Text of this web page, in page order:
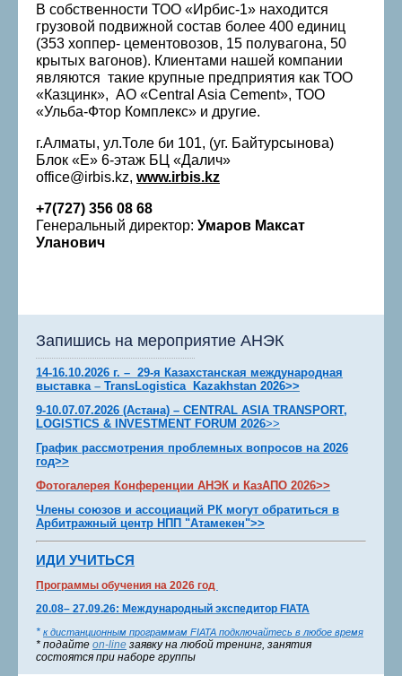
В собственности ТОО «Ирбис-1» находится
грузовой подвижной состав более 400 единиц
(353 хоппер- цементовозов, 15 полувагона, 50
крытых вагонов). Клиентами нашей компании
являются такие крупные предприятия как ТОО
«Казцинк», АО «Central Asia Cement», ТОО
«Ульба-Фтор Комплекс» и другие.
г.Алматы, ул.Толе би 101, (уг. Байтурсынова)
Блок «Е» 6-этаж БЦ «Далич»
office@irbis.kz, www.irbis.kz
+7(727) 356 08 68
Генеральный директор: Умаров Максат
Уланович
Запишись на мероприятие АНЭК
14-16.10.2026 г. – 29-я Казахстанская международная
выставка – TransLogistica Kazakhstan 2026>>
9-10.07.07.2026 (Астана) – CENTRAL ASIA TRANSPORT,
LOGISTICS & INVESTMENT FORUM 2026>>
График рассмотрения проблемных вопросов на 2026
год>>
Фотогалерея Конференции АНЭК и КазАПО 2026>>
Члены союзов и ассоциаций РК могут обратиться в
Арбитражный центр НПП "Атамекен">>
ИДИ УЧИТЬСЯ
Программы обучения на 2026 год
20.08– 27.09.26: Международный экспедитор FIATA
* к дистанционным программам FIATA подключайтесь в любое время
* подайте on-line заявку на любой тренинг, занятия
состоятся при наборе группы